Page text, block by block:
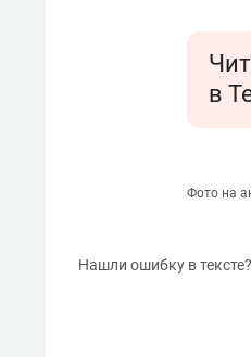
в
Фото на
Нашли ошибку в